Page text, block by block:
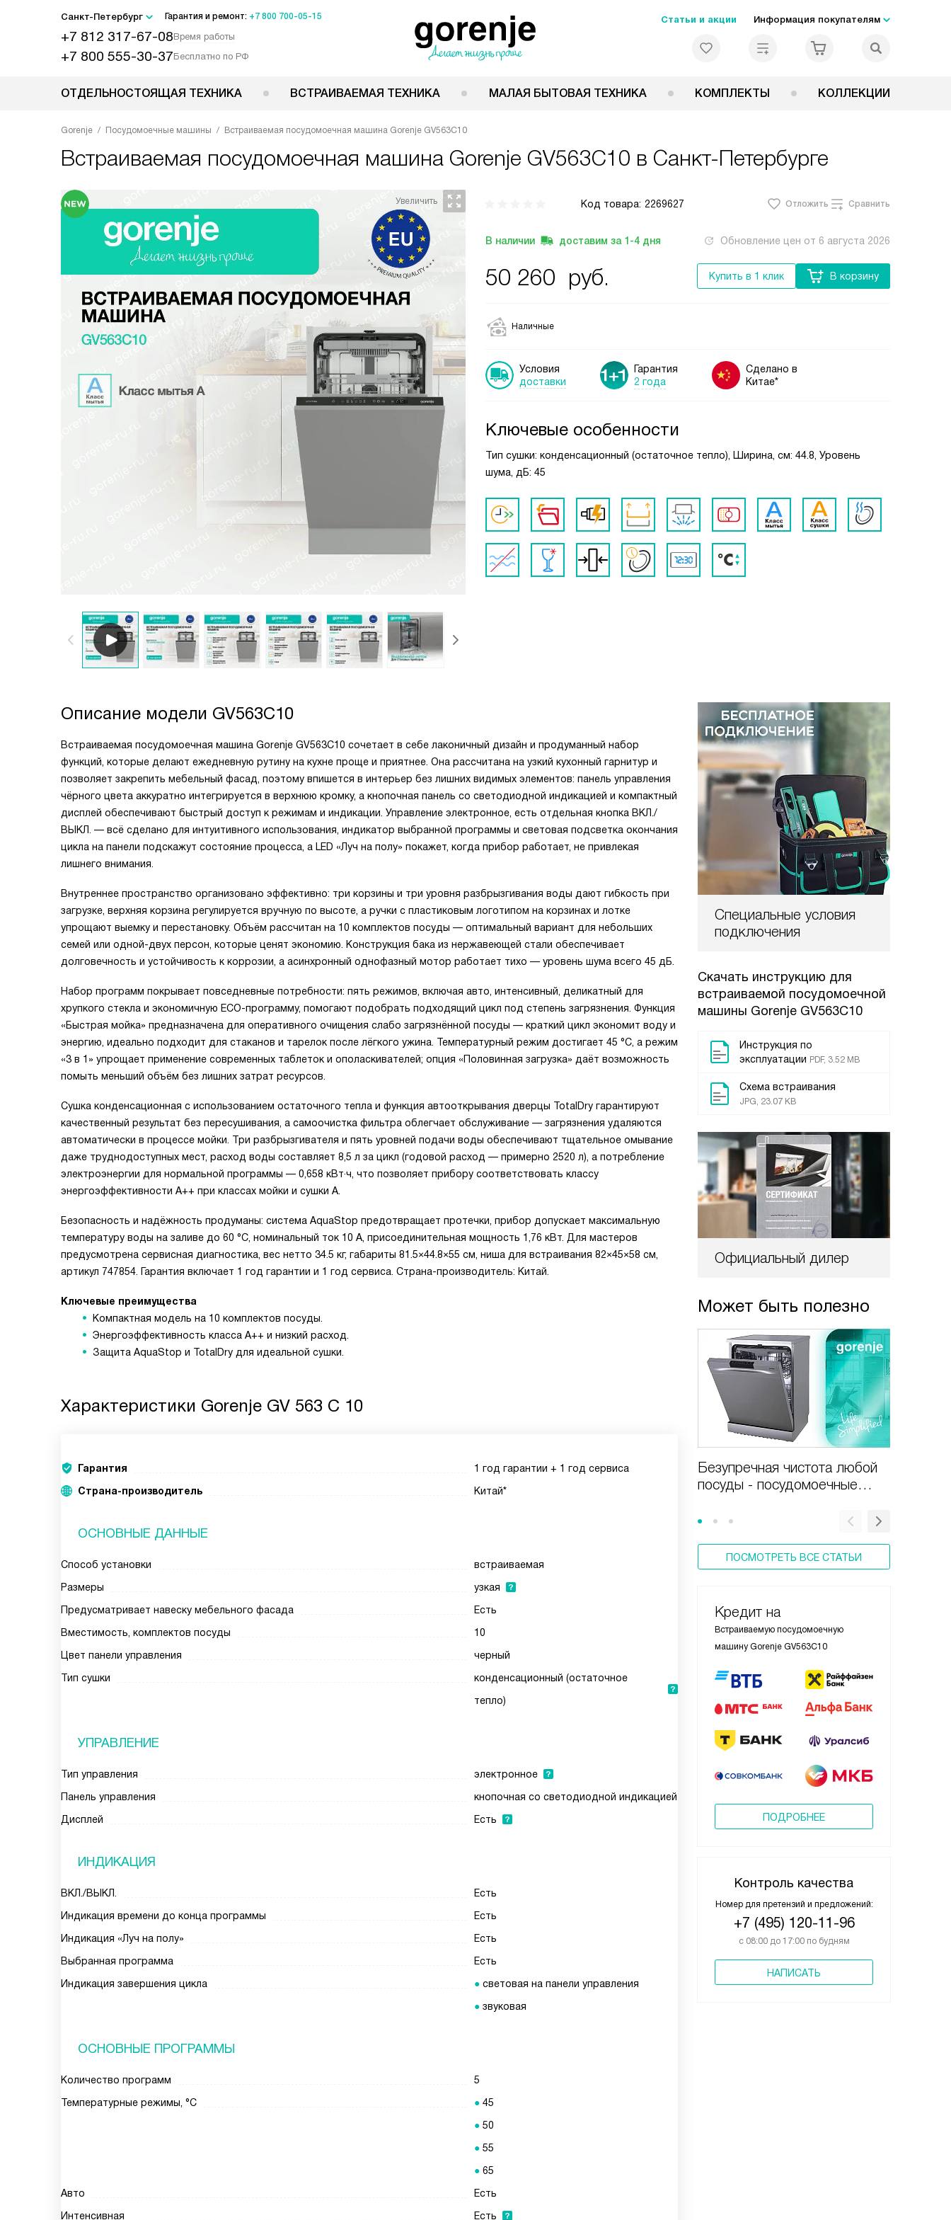
Санкт-Петербург Гарантия и ремонт: +7 800 700-05-15
+7 812 317-67-08Время работы
+7 800 555-30-37Бесплатно по РФ
Статьи и акции Информация покупателям
ОТДЕЛЬНОСТОЯЩАЯ ТЕХНИКА ВСТРАИВАЕМАЯ ТЕХНИКА МАЛАЯ БЫТОВАЯ ТЕХНИКА КОМПЛЕКТЫ КОЛЛЕКЦИИ
Gorenje Посудомоечные машины Встраиваемая посудомоечная машина Gorenje GV563C10
Встраиваемая посудомоечная машина Gorenje GV563C10 в Санкт-Петербурге
Код товара: 2269627 Отложить Сравнить
В наличии доставим за 1-4 дня Обновление цен от 6 августа 2026
50 260 руб. Купить в 1 клик В корзину
Наличные
Условия
доставки
Гарантия
2 года
Сделано в
Китае*
Ключевые особенности
Тип сушки: конденсационный (остаточное тепло), Ширина, см: 44.8, Уровень
шума, дБ: 45
Специальные условия
подключения
Скачать инструкцию для
встраиваемой посудомоечной
машины Gorenje GV563C10
Инструкция по
эксплуатации PDF, 3.52 MB
Схема встраивания
JPG, 23.07 KB
Официальный дилер
Может быть полезно
Безупречная чистота любой
посуды - посудомоечные
ПОСМОТРЕТЬ ВСЕ СТАТЬИ
Кредит на
Встраиваемую посудомоечную
машину Gorenje GV563C10
ПОДРОБНЕЕ
Контроль качества
Номер для претензий и предложений:
+7 (495) 120-11-96
с 08:00 до 17:00 по будням
НАПИСАТЬ
Описание модели GV563C10
Встраиваемая посудомоечная машина Gorenje GV563C10 сочетает в себе лаконичный дизайн и продуманный набор
функций, которые делают ежедневную рутину на кухне проще и приятнее. Она рассчитана на узкий кухонный гарнитур и
позволяет закрепить мебельный фасад, поэтому впишется в интерьер без лишних видимых элементов: панель управления
чёрного цвета аккуратно интегрируется в верхнюю кромку, а кнопочная панель со светодиодной индикацией и компактный
дисплей обеспечивают быстрый доступ к режимам и индикации. Управление электронное, есть отдельная кнопка ВКЛ./
ВЫКЛ. — всё сделано для интуитивного использования, индикатор выбранной программы и световая подсветка окончания
цикла на панели подскажут состояние процесса, а LED «Луч на полу» покажет, когда прибор работает, не привлекая
лишнего внимания.
Внутреннее пространство организовано эффективно: три корзины и три уровня разбрызгивания воды дают гибкость при
загрузке, верхняя корзина регулируется вручную по высоте, а ручки с пластиковым логотипом на корзинах и лотке
упрощают выемку и перестановку. Объём рассчитан на 10 комплектов посуды — оптимальный вариант для небольших
семей или одной-двух персон, которые ценят экономию. Конструкция бака из нержавеющей стали обеспечивает
долговечность и устойчивость к коррозии, а асинхронный однофазный мотор работает тихо — уровень шума всего 45 дБ.
Набор программ покрывает повседневные потребности: пять режимов, включая авто, интенсивный, деликатный для
хрупкого стекла и экономичную ECO-программу, помогают подобрать подходящий цикл под степень загрязнения. Функция
«Быстрая мойка» предназначена для оперативного очищения слабо загрязнённой посуды — краткий цикл экономит воду и
энергию, идеально подходит для стаканов и тарелок после лёгкого ужина. Температурный режим достигает 45 °C, а режим
«3 в 1» упрощает применение современных таблеток и ополаскивателей; опция «Половинная загрузка» даёт возможность
помыть меньший объём без лишних затрат ресурсов.
Сушка конденсационная с использованием остаточного тепла и функция автооткрывания дверцы TotalDry гарантируют
качественный результат без пересушивания, а самоочистка фильтра облегчает обслуживание — загрязнения удаляются
автоматически в процессе мойки. Три разбрызгивателя и пять уровней подачи воды обеспечивают тщательное омывание
даже труднодоступных мест, расход воды составляет 8,5 л за цикл (годовой расход — примерно 2520 л), а потребление
электроэнергии для нормальной программы — 0,658 кВт·ч, что позволяет прибору соответствовать классу
энергоэффективности A++ при классах мойки и сушки A.
Безопасность и надёжность продуманы: система AquaStop предотвращает протечки, прибор допускает максимальную
температуру воды на заливе до 60 °C, номинальный ток 10 А, присоединительная мощность 1,76 кВт. Для мастеров
предусмотрена сервисная диагностика, вес нетто 34.5 кг, габариты 81.5×44.8×55 см, ниша для встраивания 82×45×58 см,
артикул 747854. Гарантия включает 1 год гарантии и 1 год сервиса. Страна-производитель: Китай.
Ключевые преимущества
Компактная модель на 10 комплектов посуды.
Энергоэффективность класса A++ и низкий расход.
Защита AquaStop и TotalDry для идеальной сушки.
Характеристики Gorenje GV 563 C 10
Гарантия
1 год гарантии + 1 год сервиса
Страна-производитель
Китай*
ОСНОВНЫЕ ДАННЫЕ
Способ установки
встраиваемая
Размеры
узкая
Предусматривает навеску мебельного фасада
Есть
Вместимость, комплектов посуды
10
Цвет панели управления
черный
Тип сушки
конденсационный (остаточное
тепло)
УПРАВЛЕНИЕ
Тип управления
электронное
Панель управления
кнопочная со светодиодной индикацией
Дисплей
Есть
ИНДИКАЦИЯ
ВКЛ./ВЫКЛ.
Есть
Индикация времени до конца программы
Есть
Индикация «Луч на полу»
Есть
Выбранная программа
Есть
Индикация завершения цикла
световая на панели управления
звуковая
ОСНОВНЫЕ ПРОГРАММЫ
Количество программ
5
Температурные режимы, °C
45
50
55
65
Авто
Есть
Интенсивная
Есть